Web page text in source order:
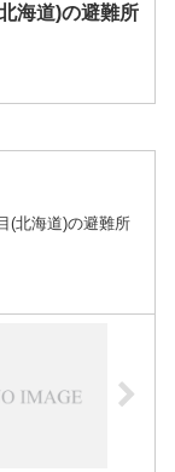
海道)の避難所
(北海道)の避難所